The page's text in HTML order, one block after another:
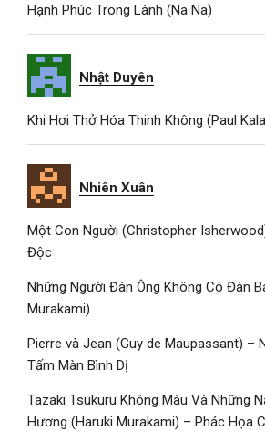
Hạnh Phúc Trong Lành (Na Na)
Nhật Duyên
Khi Hơi Thở Hóa Thinh Không (Paul
Nhiên Xuân
Một Con Người (Christopher
Độc
Những Người Đàn Ông Không Có Đàn
Murakami)
Pierre và Jean (Guy de Maupassant) –
Tấm Màn Bình Dị
Tazaki Tsukuru Không Màu Và Những
Hương (Haruki Murakami) – Phác Họa